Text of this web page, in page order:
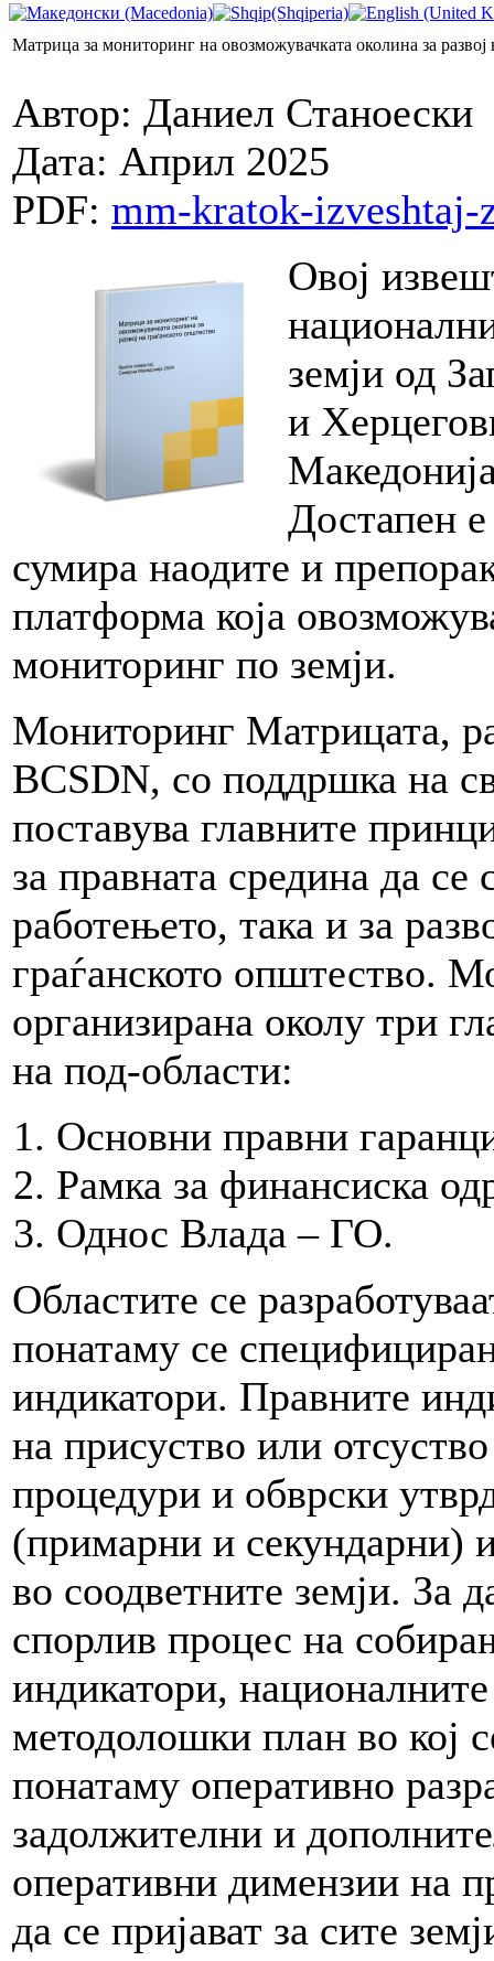
Матрица за мониторинг на овозможувачката околина за развој
Автор: Даниел Станоески
Дата: Април 2025
PDF: mm-kratok-izveshtaj-
Овој
земји од
и
Достапен е
сумира наодите и
платформа која
мониторинг по земји.
Мониторинг Матрицата,
BCSDN, со поддршка на
поставува главните
за правната средина да се
работењето, така и за
граѓанското општество.
организирана околу три
на под-области:
Основни правни
Рамка за финансиска
Однос Влада – ГО.
Областите се
понатаму се
индикатори. Правните
на присуство или
процедури и обврски
(примарни и секундарни)
во соодветните земји. За
спорлив процес на
индикатори,
методолошки план во кој
понатаму оперативно
задолжителни и
оперативни димензии на
да се пријават за сите